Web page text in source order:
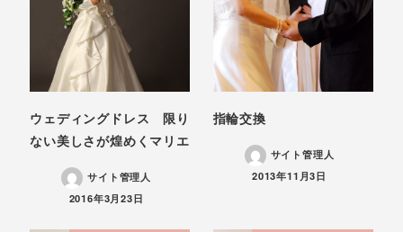
ウェディングドレス 限り
ない美しさが煌めくマリエ
サイト管理人
投稿日
2016年3月23日
指輪交換
サイト管理人
投稿日
2013年11月3日